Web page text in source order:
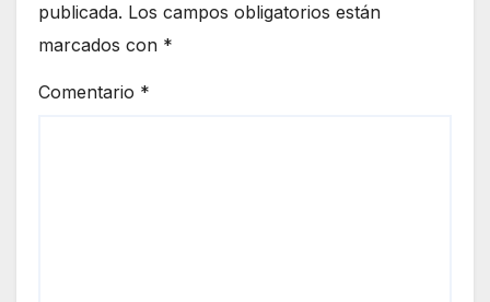
publicada. Los campos obligatorios están
marcados con *
Comentario *